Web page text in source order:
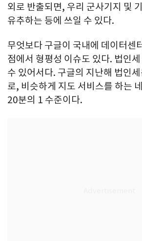
외로 반출되면, 우리 군사기지 및
유추하는 등에 쓰일 수 있다.
무엇보다 구글이 국내에 데이터센
점에서 형평성 이슈도 있다. 법인
수 있어서다. 구글의 지난해 법인
로, 비슷하게 지도 서비스를 하는
20분의 1 수준이다.